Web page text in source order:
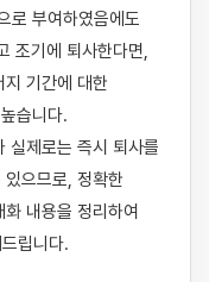
로 부여하였음에도
조기에 퇴사한다면,
기간에 대한
습니다.
실제로는 즉시 퇴사를
으므로, 정확한
내용을 정리하여
립니다.